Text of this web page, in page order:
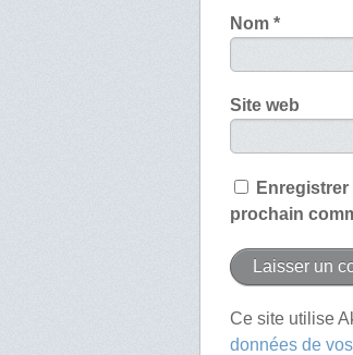
Nom*
Site web
prochain
Ce site utilise
données de